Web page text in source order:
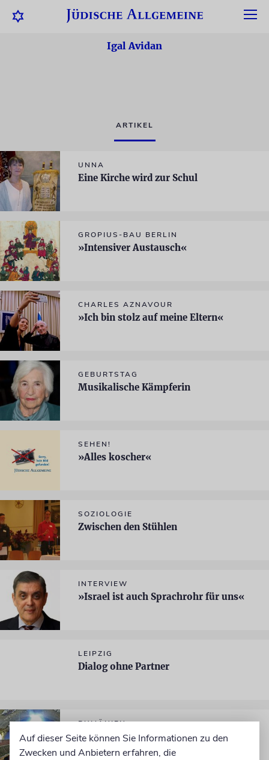
Igal Avidan
ARTIKEL
UNNA
Eine Kirche wird zur Schul
GROPIUS-BAU BERLIN
»Intensiver Austausch«
CHARLES AZNAVOUR
»Ich bin stolz auf meine Eltern«
GEBURTSTAG
Musikalische Kämpferin
SEHEN!
»Alles koscher«
SOZIOLOGIE
Zwischen den Stühlen
INTERVIEW
»Israel ist auch Sprachrohr für uns«
LEIPZIG
Dialog ohne Partner
RUMÄNIEN
Wenn das Bethaus zum Kino wird
Auf dieser Seite können Sie Informationen zu den
Zwecken und Anbietern erfahren, die